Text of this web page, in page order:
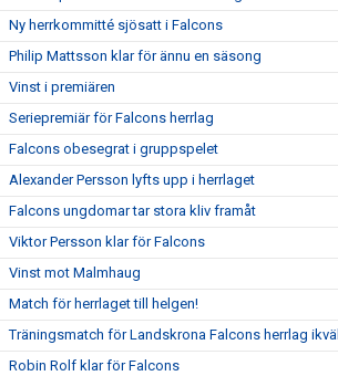
Ny herrkommitté sjösatt i Falcons
Philip Mattsson klar för ännu en säsong
Vinst i premiären
Seriepremiär för Falcons herrlag
Falcons obesegrat i gruppspelet
Alexander Persson lyfts upp i herrlaget
Falcons ungdomar tar stora kliv framåt
Viktor Persson klar för Falcons
Vinst mot Malmhaug
Match för herrlaget till helgen!
Träningsmatch för Landskrona Falcons herrlag ikväll
Robin Rolf klar för Falcons